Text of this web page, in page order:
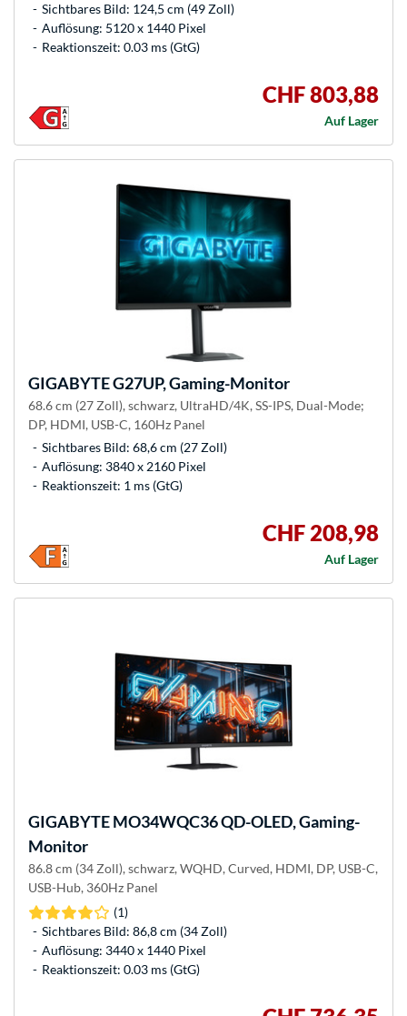
Sichtbares Bild: 124,5 cm (49 Zoll)
Auflösung: 5120 x 1440 Pixel
Reaktionszeit: 0.03 ms (GtG)
CHF 803,88
Auf Lager
GIGABYTEG27UP, Gaming-Monitor
68.6 cm (27 Zoll), schwarz, UltraHD/4K, SS-IPS, Dual-Mode;
DP, HDMI, USB-C, 160Hz Panel
Sichtbares Bild: 68,6 cm (27 Zoll)
Auflösung: 3840 x 2160 Pixel
Reaktionszeit: 1 ms (GtG)
CHF 208,98
Auf Lager
GIGABYTEMO34WQC36 QD-OLED, Gaming-
Monitor
86.8 cm (34 Zoll), schwarz, WQHD, Curved, HDMI, DP, USB-C,
USB-Hub, 360Hz Panel
(1)
Sichtbares Bild: 86,8 cm (34 Zoll)
Auflösung: 3440 x 1440 Pixel
Reaktionszeit: 0.03 ms (GtG)